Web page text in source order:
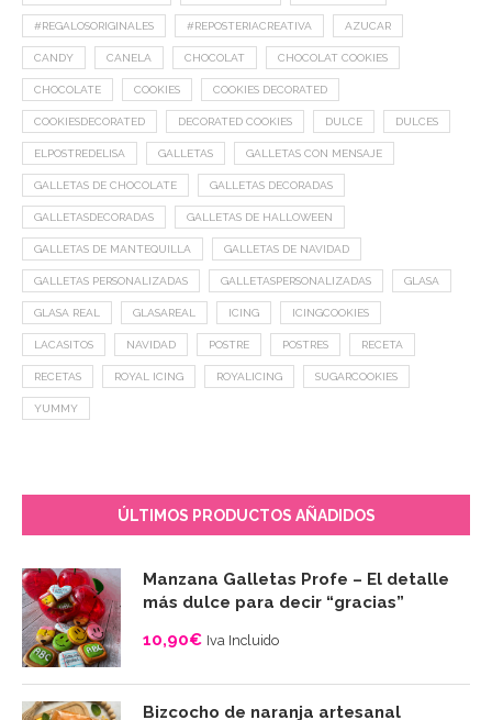
#REGALOSORIGINALES #REPOSTERIACREATIVA AZUCAR
CANDY CANELA CHOCOLAT CHOCOLAT COOKIES
CHOCOLATE COOKIES COOKIES DECORATED
COOKIESDECORATED DECORATED COOKIES DULCE DULCES
ELPOSTREDELISA GALLETAS GALLETAS CON MENSAJE
GALLETAS DE CHOCOLATE GALLETAS DECORADAS
GALLETASDECORADAS GALLETAS DE HALLOWEEN
GALLETAS DE MANTEQUILLA GALLETAS DE NAVIDAD
GALLETAS PERSONALIZADAS GALLETASPERSONALIZADAS GLASA
GLASA REAL GLASAREAL ICING ICINGCOOKIES
LACASITOS NAVIDAD POSTRE POSTRES RECETA
RECETAS ROYAL ICING ROYALICING SUGARCOOKIES
YUMMY
ÚLTIMOS PRODUCTOS AÑADIDOS
Manzana Galletas Profe – El detalle
más dulce para decir “gracias”
10,90€ Iva Incluido
Bizcocho de naranja artesanal